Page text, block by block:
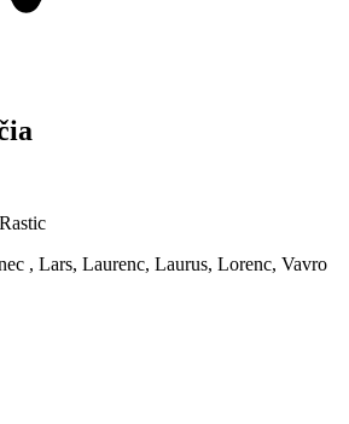
, Lars, Laurenc, Laurus, Lorenc, Vavro